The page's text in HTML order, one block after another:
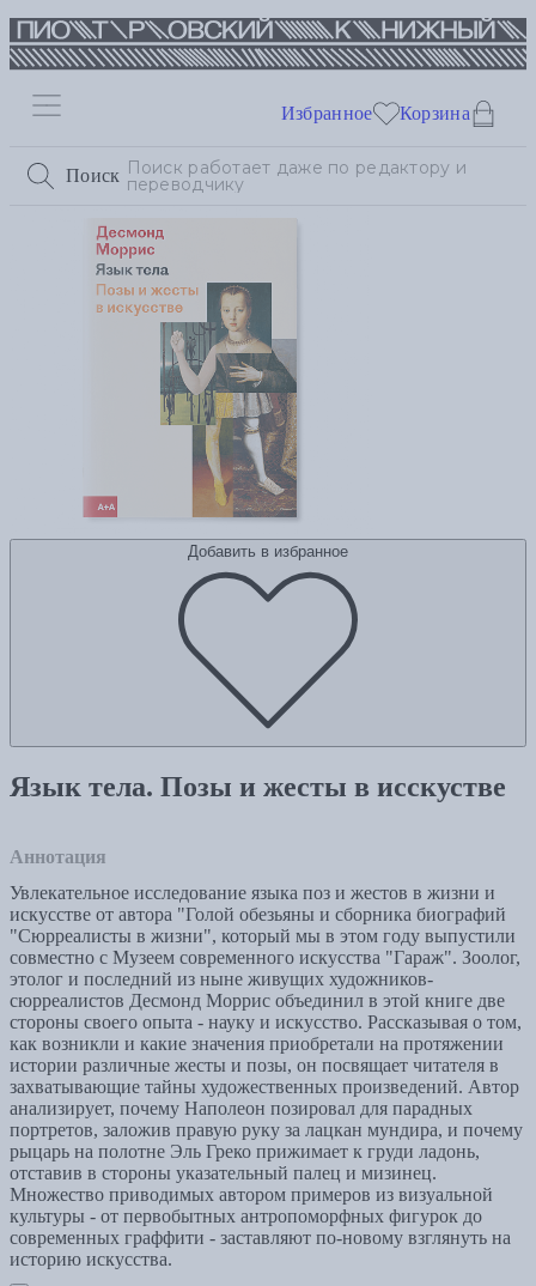
Поиск
Избранное Корзина
Добавить в избранное
Язык тела. Позы и жесты в исскустве
Аннотация
Увлекательное исследование языка поз и жестов в жизни и
искусстве от автора "Голой обезьяны и сборника биографий
"Сюрреалисты в жизни", который мы в этом году выпустили
совместно с Музеем современного искусства "Гараж". Зоолог,
этолог и последний из ныне живущих художников-
сюрреалистов Десмонд Моррис объединил в этой книге две
стороны своего опыта - науку и искусство. Рассказывая о том,
как возникли и какие значения приобретали на протяжении
истории различные жесты и позы, он посвящает читателя в
захватывающие тайны художественных произведений. Автор
анализирует, почему Наполеон позировал для парадных
портретов, заложив правую руку за лацкан мундира, и почему
рыцарь на полотне Эль Греко прижимает к груди ладонь,
отставив в стороны указательный палец и мизинец.
Множество приводимых автором примеров из визуальной
культуры - от первобытных антропоморфных фигурок до
современных граффити - заставляют по-новому взглянуть на
историю искусства.